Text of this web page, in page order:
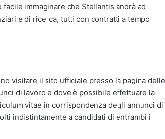
immaginare che Stellantis andrà ad
e di ricerca, tutti con contratti a tempo
visitare il sito ufficiale presso la pagina delle
di lavoro e dove è possibile effettuare la
vitae in corrispondenza degli annunci di
indistintamente a candidati di entrambi i